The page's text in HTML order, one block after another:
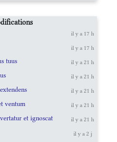
il y a 17 h
il y a 17 h
tuus il y a 21 h
il y a 21 h
il y a 21 h
ventum il y a 21 h
et ignoscat il y a 21 h
il y a 2 j